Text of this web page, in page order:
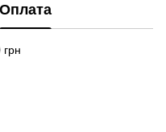
Оплата